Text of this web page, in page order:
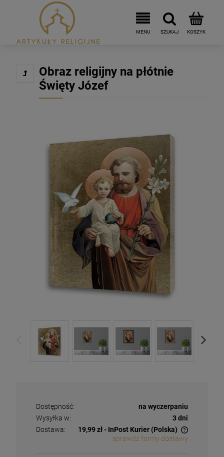
Obraz religijny na płótnie
Święty Józef
Dostępność:
na wyczerpaniu
Wysyłka w:
3 dni
Dostawa:
19,99 zł- InPost Kurier (Polska)
sprawdź formy dostawy